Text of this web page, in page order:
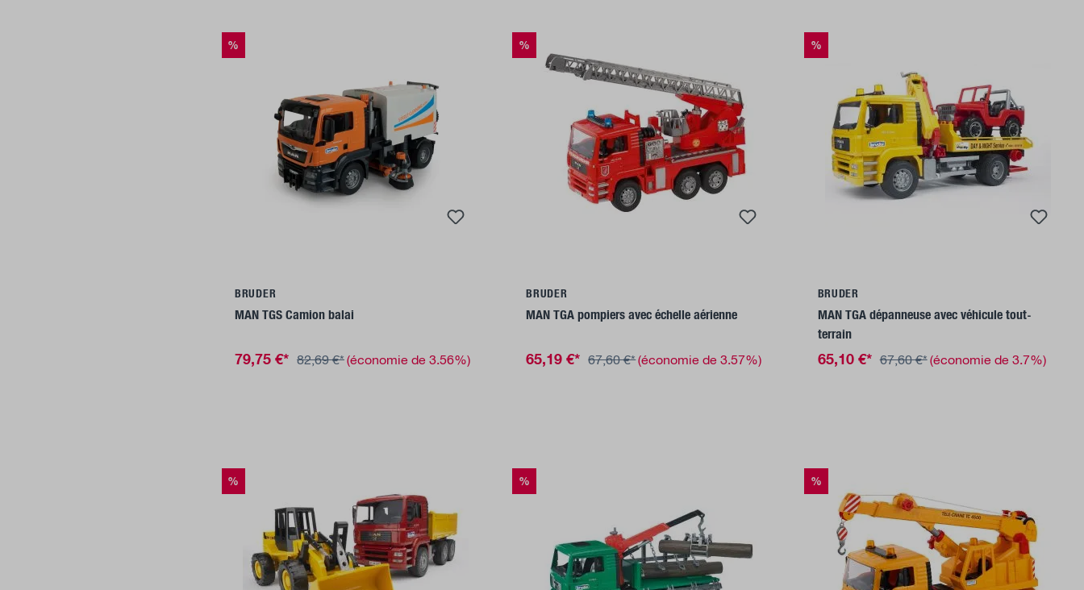
%
BRUDER
MAN TGS Camion balai
79,75 €* 82,69 €*(économie de 3.56%)
%
BRUDER
MAN TGA pompiers avec échelle aérienne
65,19 €* 67,60 €*(économie de 3.57%)
%
BRUDER
MAN TGA dépanneuse avec véhicule tout-
terrain
65,10 €* 67,60 €*(économie de 3.7%)
% % %